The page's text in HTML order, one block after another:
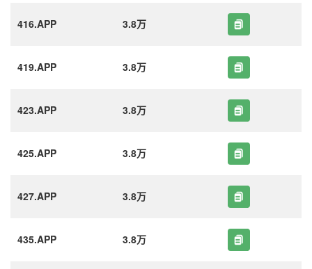
416.APP 3.8万
419.APP 3.8万
423.APP 3.8万
425.APP 3.8万
427.APP 3.8万
435.APP 3.8万